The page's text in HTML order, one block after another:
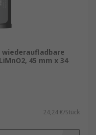
Duracell,
Varta und RS
kompakte
werden 1/2
wiederaufladbare
45 mm x 34
24,24 €/Stück